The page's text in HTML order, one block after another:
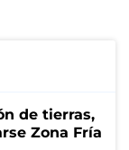
de tierras,
Zona Fría